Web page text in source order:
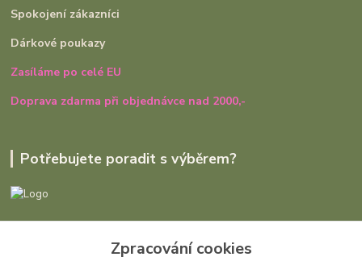
Spokojení zákazníci
Dárkové poukazy
Zasíláme po celé EU
Doprava zdarma při objednávce nad 2000,-
Potřebujete poradit s výběrem?
+420 727 979 401
Zpracování cookies